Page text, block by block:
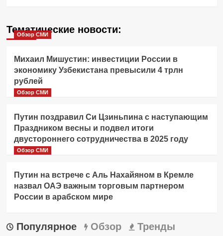
Тематические новости:
Обзор СМИ
Михаил Мишустин: инвестиции России в
экономику Узбекистана превысили 4 трлн
рублей
Обзор СМИ
Путин поздравил Си Цзиньпина с наступающим
Праздником весны и подвел итоги
двустороннего сотрудничества в 2025 году
Обзор СМИ
Путин на встрече с Аль Нахайяном в Кремле
назвал ОАЭ важным торговым партнером
России в арабском мире
Популярное Обзор Тренды